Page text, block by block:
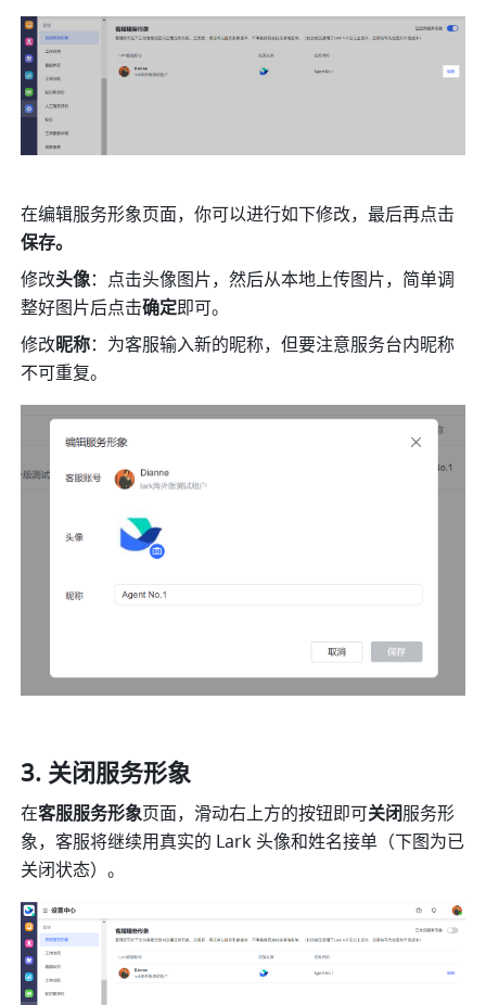
在编辑服务形象页面，你可以进行如下修改，最后再点击
保存。
修改头像：点击头像图片，然后从本地上传图片，简单调
整好图片后点击确定即可。
修改昵称：为客服输入新的昵称，但要注意服务台内昵称
不可重复。
关闭服务形象
在客服服务形象页面，滑动右上方的按钮即可关闭服务形
象，客服将继续用真实的 Lark 头像和姓名接单（下图为已
关闭状态）。